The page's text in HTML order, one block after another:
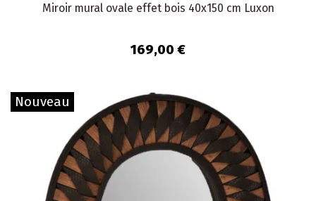
Miroir mural ovale effet bois 40x150 cm Luxon
169,00 €
Nouveau